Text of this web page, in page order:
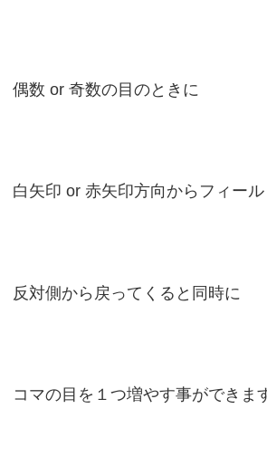
偶数 or 奇数の目のときに
白矢印 or 赤矢印方向からフィー
反対側から戻ってくると同時に
コマの目を１つ増やす事ができま